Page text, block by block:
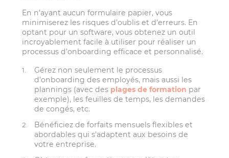
En n’ayant aucun formulaire papier, vous
minimiserez les risques d’oublis et d’erreurs. En
optant pour un software, vous obtenez un outil
incroyablement facile à utiliser pour réaliser un
processus d’onboarding efficace et personnalisé.
Gérez non seulement le processus
d’onboarding des employés, mais aussi les
plannings (avec des plages de formation par
exemple), les feuilles de temps, les demandes
de congés, etc.
Bénéficiez de forfaits mensuels flexibles et
abordables qui s’adaptent aux besoins de
votre entreprise.